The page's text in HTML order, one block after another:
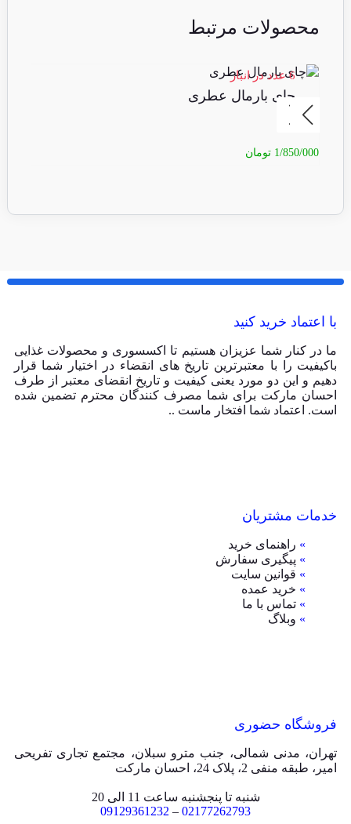
محصولات مرتبط
6 عدد در انبار
چای بارمال عطری
1/850/000 تومان
با اعتماد خرید کنید
ما در کنار شما عزیزان هستیم تا اکسسوری و محصولات غذایی
باکیفیت را با معتبرترین تاریخ های انقضاء در اختیار شما قرار
دهیم و این دو مورد یعنی کیفیت و تاریخ انقضای معتبر از طرف
احسان مارکت برای شما مصرف کنندگان محترم تضمین شده
است. اعتماد شما افتخار ماست ..
خدمات مشتریان
» راهنمای خرید
» پیگیری سفارش
» قوانین سایت
» خرید عمده
» تماس با ما
» وبلاگ
فروشگاه حضوری
تهران، مدنی شمالی، جنب مترو سبلان، مجتمع تجاری تفریحی
امیر، طبقه منفی 2، پلاک 24، احسان مارکت
شنبه تا پنجشنبه ساعت 11 الی 20
02177262793
–
09129361232